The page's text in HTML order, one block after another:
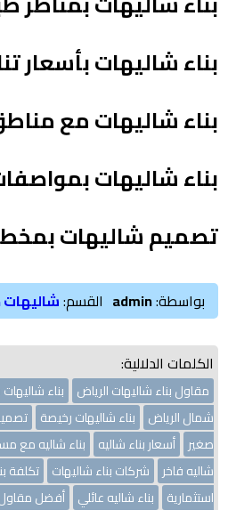
بناء شاليهات بأسعار
بناء شاليهات مع
بناء شاليهات
تصميم شاليهات
بواسطة:admin القسم:
الكلمات الدلالية:
مقاول بناء شاليهات الرياض بناء
شمال الرياض
بناء شاليهات رخيصة
صغير أسعار بناء شاليه بناء شاليه مع
شاليه فاخر
شركات بناء شاليهات تكلفة
استثمارية
بناء شاليه عائلي أفضل مقاول